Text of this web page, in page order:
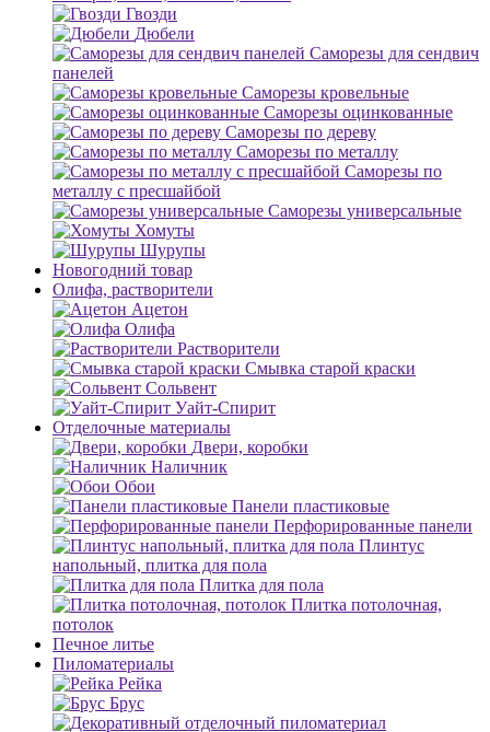
Гвозди
Дюбели
Саморезы для сендвич
панелей
Саморезы кровельные
Саморезы оцинкованные
Саморезы по дереву
Саморезы по металлу
Саморезы по
металлу с пресшайбой
Саморезы универсальные
Хомуты
Шурупы
Новогодний товар
Олифа, растворители
Ацетон
Олифа
Растворители
Смывка старой краски
Сольвент
Уайт-Спирит
Отделочные материалы
Двери, коробки
Наличник
Обои
Панели пластиковые
Перфорированные панели
Плинтус
напольный, плитка для пола
Плитка для пола
Плитка потолочная,
потолок
Печное литье
Пиломатериалы
Рейка
Брус